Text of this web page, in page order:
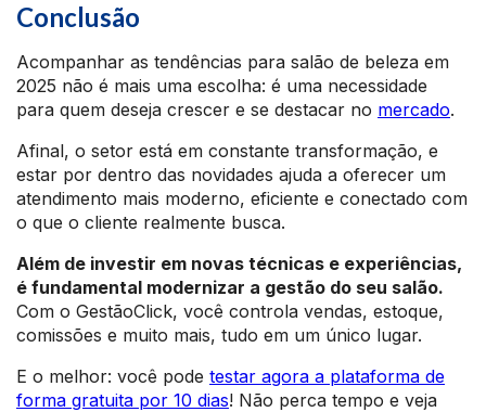
Conclusão
Acompanhar as tendências para salão de beleza em
2025 não é mais uma escolha: é uma necessidade
para quem deseja crescer e se destacar no mercado.
Afinal, o setor está em constante transformação, e
estar por dentro das novidades ajuda a oferecer um
atendimento mais moderno, eficiente e conectado com
o que o cliente realmente busca.
Além de investir em novas técnicas e experiências,
é fundamental modernizar a gestão do seu salão.
Com o GestãoClick, você controla vendas, estoque,
comissões e muito mais, tudo em um único lugar.
E o melhor: você pode testar agora a plataforma de
forma gratuita por 10 dias! Não perca tempo e veja